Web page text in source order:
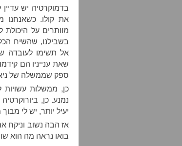
בדמוקרטיה יש
את קולו. כשאנחנו
מוותרים על היכולת
בשבילנו, שהשיח
אל תשימו לעובדה
שאת ענייניו הם
ספק שממשלה של
כן, ממשלות עשויות
נמנע. כן,
יעיל יותר, יש לי
אז הבה נשוב וניקח
בואו נראה מה הוא